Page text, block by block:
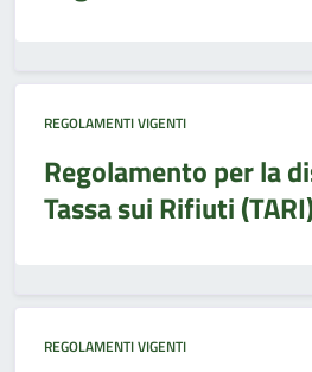
REGOLAMENTI VIGENTI
Regolamento per la
Tassa sui Rifiuti
REGOLAMENTI VIGENTI